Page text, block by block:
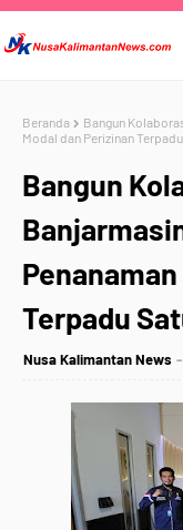
Beranda
Bangun
Modal dan Perizinan
Bangun
Terpadu
Nusa Kalimantan News